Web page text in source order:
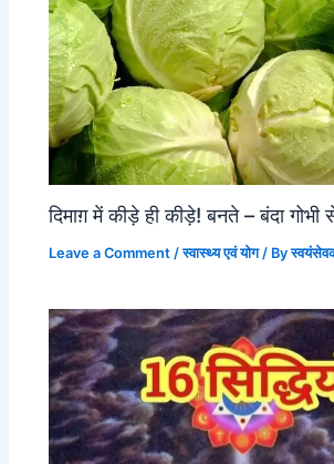
दिमाग़ में कीड़े ही कीड़े! बनते – बंदा गोभी
Leave a Comment /स्वास्थ्य एवं योग/ By